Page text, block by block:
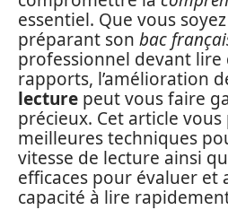
essentiel. Que vous
préparant son bac
professionnel devant
rapports, l’amélioration
lecture peut vous faire
précieux. Cet article
meilleures techniques
vitesse de lecture ainsi
efficaces pour évaluer et
capacité à lire